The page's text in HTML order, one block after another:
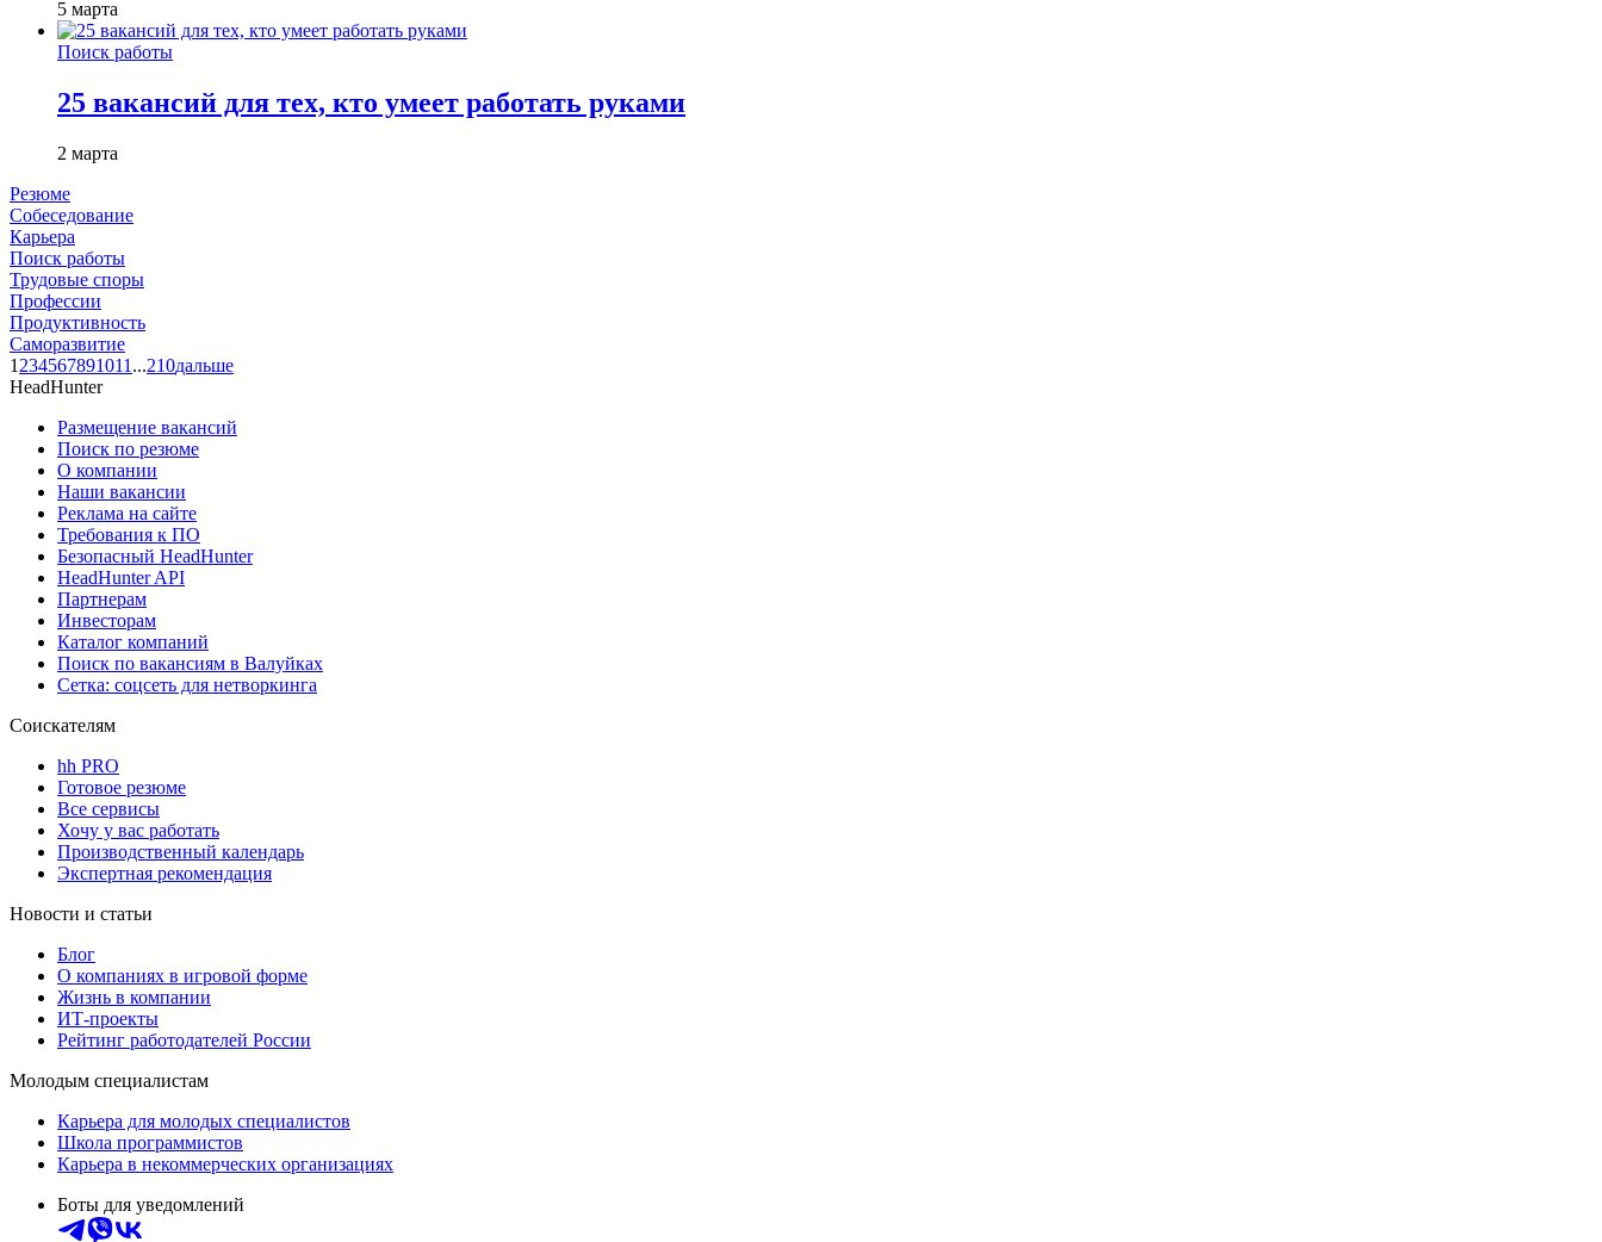
5 марта
Поиск работы
25 вакансий для тех, кто умеет работать руками
2 марта
Резюме
Собеседование
Карьера
Поиск работы
Трудовые споры
Профессии
Продуктивность
Саморазвитие
1 234567891011 ...210дальше
HeadHunter
Размещение вакансий
Поиск по резюме
О компании
Наши вакансии
Реклама на сайте
Требования к ПО
Безопасный HeadHunter
HeadHunter API
Партнерам
Инвесторам
Каталог компаний
Поиск по вакансиям в Валуйках
Сетка: соцсеть для нетворкинга
Соискателям
hh PRO
Готовое резюме
Все сервисы
Хочу у вас работать
Производственный календарь
Экспертная рекомендация
Новости и статьи
Блог
О компаниях в игровой форме
Жизнь в компании
ИТ-проекты
Рейтинг работодателей России
Молодым специалистам
Карьера для молодых специалистов
Школа программистов
Карьера в некоммерческих организациях
Боты для уведомлений